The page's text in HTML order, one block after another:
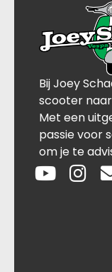
Bij Joey
scooter
Met een
passie voor
om je te